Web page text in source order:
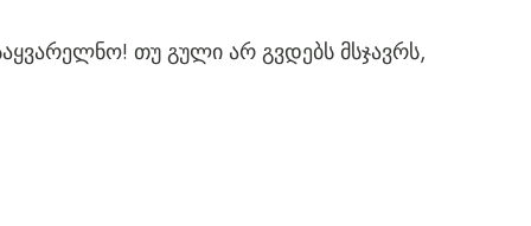
თუ გული არ გვ­დებს მსჯავრს,